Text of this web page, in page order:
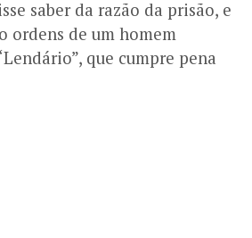
saber da razão da prisão, e
ordens de um homem
que cumpre pena